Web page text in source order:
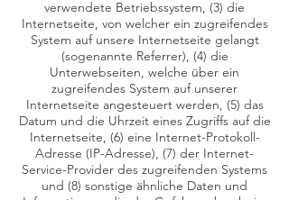
verwendete Betriebssystem, (3) die
Internetseite, von welcher ein zugreifendes
System auf unsere Internetseite gelangt
(sogenannte Referrer), (4) die
Unterwebseiten, welche über ein
zugreifendes System auf unserer
Internetseite angesteuert werden, (5) das
Datum und die Uhrzeit eines Zugriffs auf die
Internetseite, (6) eine Internet-Protokoll-
Adresse (IP-Adresse), (7) der Internet-
Service-Provider des zugreifenden Systems
und (8) sonstige ähnliche Daten und